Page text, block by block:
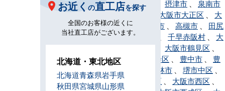
阪市住吉区
摂津市
泉南市
、 太子町 大阪市大正区
大
東市、 高石市 高槻市
田尻
町、忠岡町 千早赤阪村
大
阪市中央区、 大阪市鶴見区
大阪市天王寺区
豊中市
豊
能町
富田林市 堺市中区
大阪市浪速区
大阪市西区
お近く の直工店を探す
全国のお客様の近くに
当社直工店がございます。
北海道・東北地区
北海道青森県岩手県
秋田県宮城県山形県